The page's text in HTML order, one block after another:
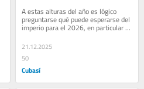
A estas alturas del año es lógico
preguntarse qué puede esperarse del
imperio para el 2026, en particular
en materia de política exterior....
21.12.2025
50
Cubasí